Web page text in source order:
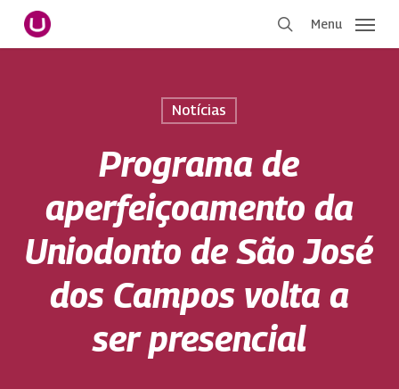
Pular
para
Menu
Notícias
Programa de
aperfeiçoamento da
Uniodonto de São José
dos Campos volta a
ser presencial